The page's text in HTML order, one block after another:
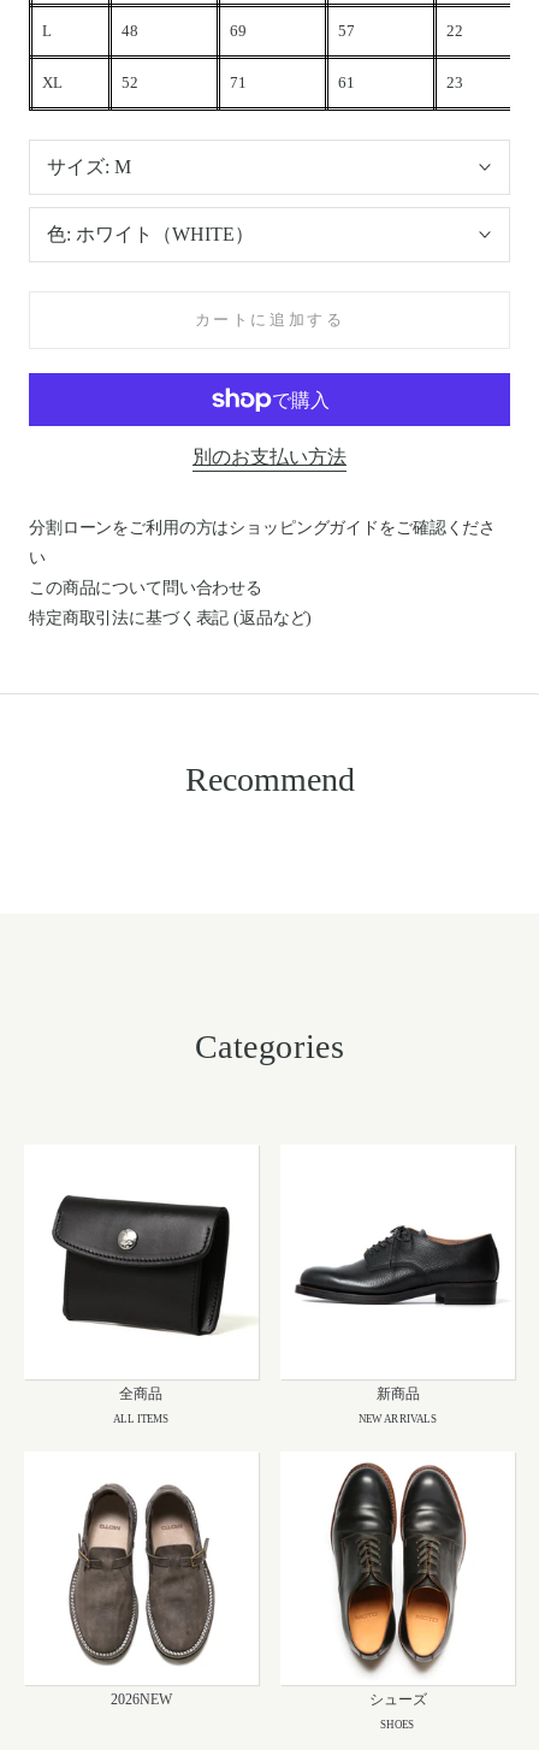
L 48 69 57 22
XL 52 71 61 23
サイズ: M
色: ホワイト（WHITE）
カートに追加する
別のお支払い方法
分割ローンをご利用の方はショッピングガイドを ご確認くださ
い
この商品について問い合わせる
特定商取引法に基づく表記 (返品など)
Recommend
Categories
全商品
ALL ITEMS
新商品
NEW ARRIVALS
2026NEW シューズ
SHOES